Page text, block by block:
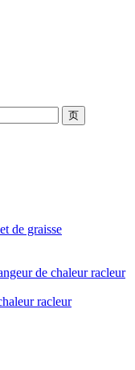
de graisse
de chaleur racleur
racleur